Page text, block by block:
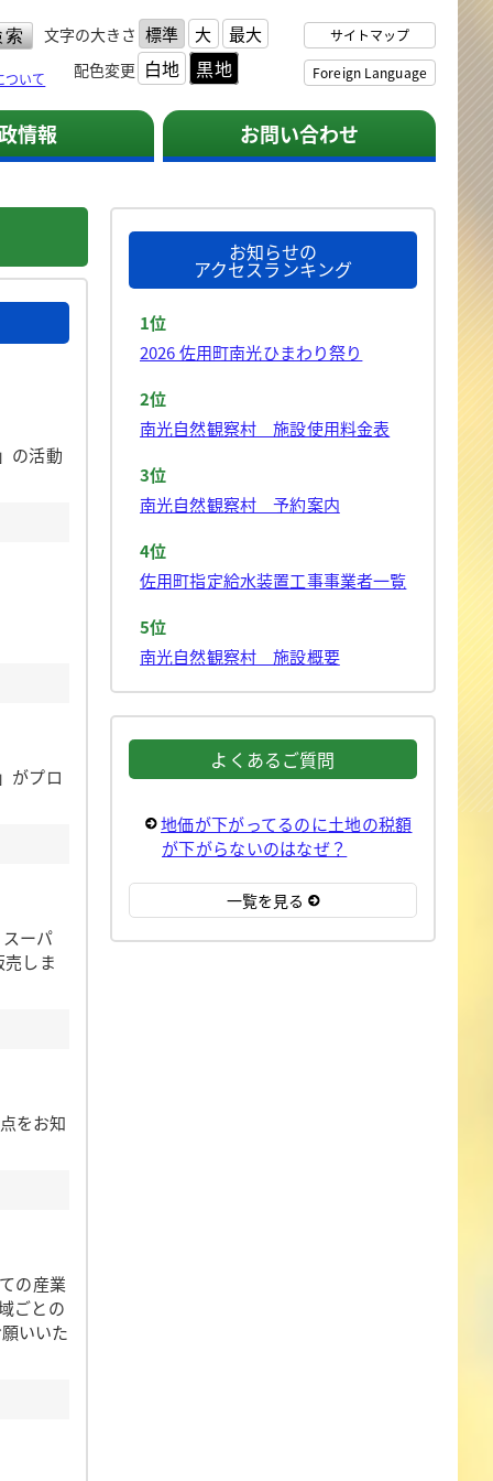
文字の大きさ 標準 大 最大
配色変更 白地 黒地
サイトマップ
Foreign Language
ついて
情報 お問い合わせ
の活動
がプロ
ーパ
しま
をお知
の産業
ごとの
いいた
お知らせの
アクセスランキング
1位
2026 佐用町南光ひまわり祭り
2位
南光自然観察村 施設使用料金表
3位
南光自然観察村 予約案内
4位
佐用町指定給水装置工事事業者一覧
5位
南光自然観察村 施設概要
よくあるご質問
地価が下がってるのに土地の税額
が下がらないのはなぜ？
一覧を見る